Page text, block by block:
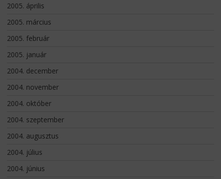
2005. április
2005. március
2005. február
2005. január
2004. december
2004. november
2004. október
2004. szeptember
2004. augusztus
2004. július
2004. június